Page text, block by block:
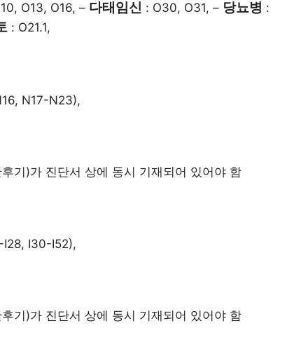
O13, O16, – 다태임신 : O30, O31, – 당뇨병 :
: O21.1,
N17-N23),
기)가 진단서 상에 동시 기재되어 있어야 함
I30-I52),
기)가 진단서 상에 동시 기재되어 있어야 함